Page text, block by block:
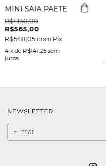
MINI SAIA PAETE
R$1.130,00
R$565,00
R$548,05com Pix
4 x de R$141,25 sem
juros
NEWSLETTER